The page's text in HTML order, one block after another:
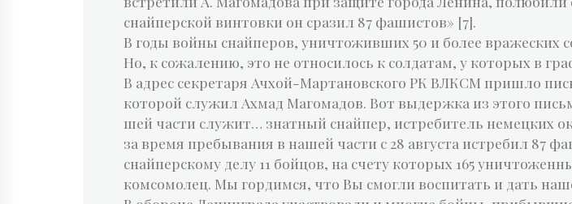
снайперской винтовки он сразил 87 фашистов» [7].
В годы войны снайперов, уничтоживших 50 и более вражеских
Но, к сожалению, это не относилось к солдатам, у которых в
В адрес секретаря Ачхой-Мартановского РК ВЛКСМ пришло
которой служил Ахмад Магомадов. Вот выдержка из этого
шей части служит… знатный снайпер, истребитель немецких
за время пребывания в нашей части с 28 августа истребил 87
снайперскому делу 11 бойцов, на счету которых 165
комсомолец. Мы гордимся, что Вы смогли воспитать и дать